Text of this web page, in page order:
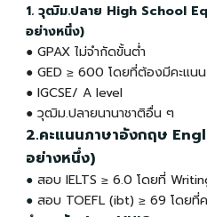
1. วุฒิม.ปลาย High School
อย่างหนึ่ง)
● GPAX ไม่จำกัดขั้นต่ำ
● GED ≥ 600 โดยที่ต้องมีคะแน
● IGCSE/ A level
● วุฒิม.ปลายนานาชาติอื่น ๆ
2.คะแนนภาษาอังกฤษ
อย่างหนึ่ง)
● สอบ IELTS ≥ 6.0 โดยที่
● สอบ TOEFL (ibt) ≥ 69 โดยที่